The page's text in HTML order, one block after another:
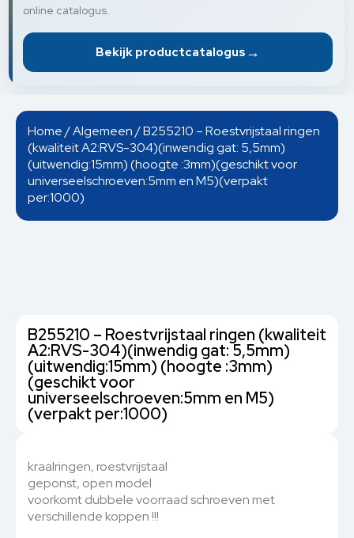
online catalogus.
Bekijk productcatalogus →
Home/Algemeen/ B255210 – Roestvrijstaal ringen
(kwaliteit A2:RVS-304)(inwendig gat: 5,5mm)
(uitwendig:15mm) (hoogte :3mm)(geschikt voor
universeelschroeven:5mm en M5)(verpakt
per:1000)
B255210 – Roestvrijstaal ringen (kwaliteit
A2:RVS-304)(inwendig gat: 5,5mm)
(uitwendig:15mm) (hoogte :3mm)
(geschikt voor
universeelschroeven:5mm en M5)
(verpakt per:1000)
kraalringen, roestvrijstaal
geponst, open model
voorkomt dubbele voorraad schroeven met
verschillende koppen !!!